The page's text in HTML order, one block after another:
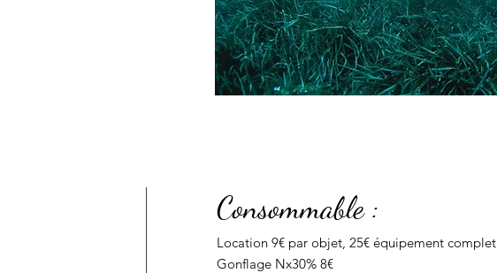
Consommable :
Location 9€ par objet, 25€ équipement complet
Gonflage Nx30% 8€